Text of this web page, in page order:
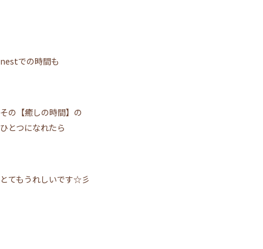
nestでの時間も
その【癒しの時間】の
ひとつになれたら
とてもうれしいです☆彡